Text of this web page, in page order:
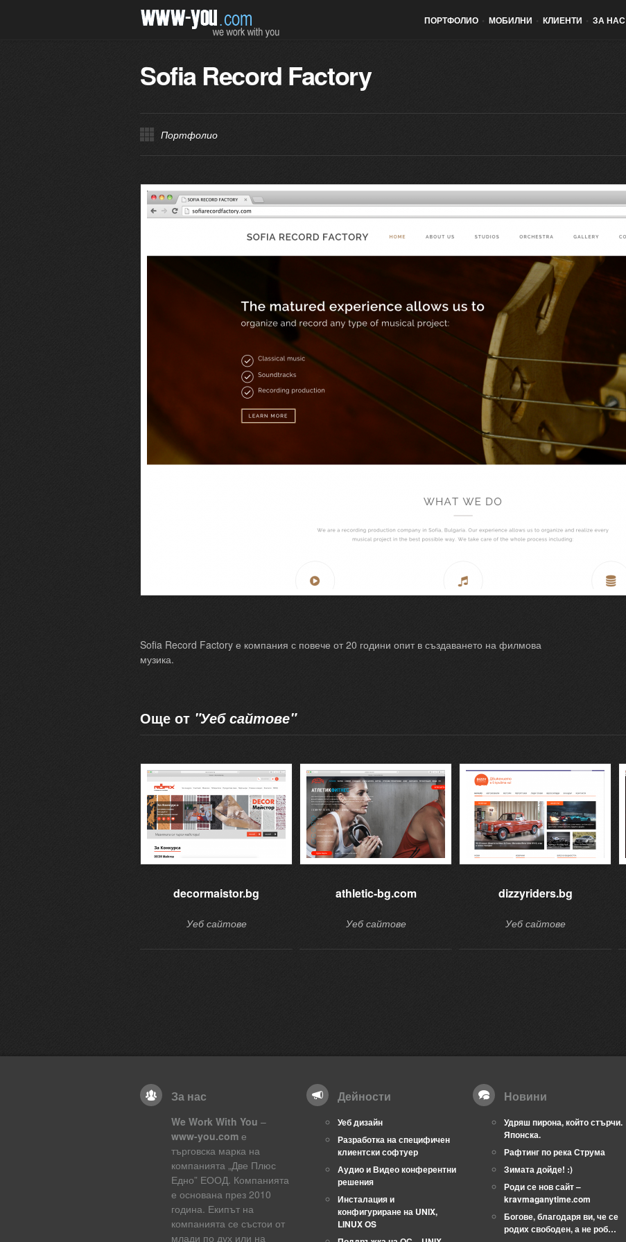
ПОРТФОЛИО • МОБИЛНИ • КЛИЕНТИ • ЗА НАС
Sofia Record Factory
Портфолио
Sofia Record Factory е компания с повече от 20 години опит в създаването на филмова
музика.
Още от "Уеб сайтове"
decormaistor.bg
Уеб сайтове
athletic-bg.com
Уеб сайтове
dizzyriders.bg
Уеб сайтове
За нас
We Work With You –
www-you.com е
търговска марка на
компанията „Две Плюс
Едно” ЕООД. Компанията
е основана през 2010
година. Екипът на
компанията се състои от
млади по дух или на
Дейности
Уеб дизайн
Разработка на специфичен
клиентски софтуер
Аудио и Видео конферентни
решения
Инсталация и
конфигуриране на UNIX,
LINUX OS
Новини
Удряш пирона, който стърчи.
Японска.
Рафтинг по река Струма
Зимата дойде! :)
Роди се нов сайт –
kravmaganytime.com
Богове, благодаря ви, че се
родих свободен, а не роб…